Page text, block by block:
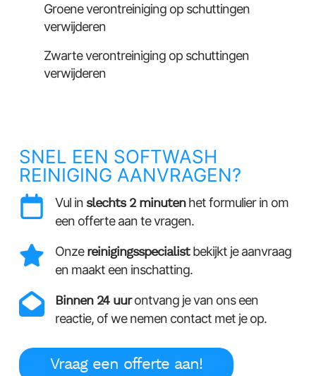
Groene verontreiniging op schuttingen
verwijderen
Zwarte verontreiniging op schuttingen
verwijderen
SNEL EEN SOFTWASH
REINIGING AANVRAGEN?
Vul in slechts 2 minutenhet formulier in om
een offerte aan te vragen.
Onzereinigingsspecialistbekijkt je aanvraag
en maakt een inschatting.
Binnen 24 uurontvang je van ons een
reactie, of we nemen contact met je op.
Vraag een offerte aan!